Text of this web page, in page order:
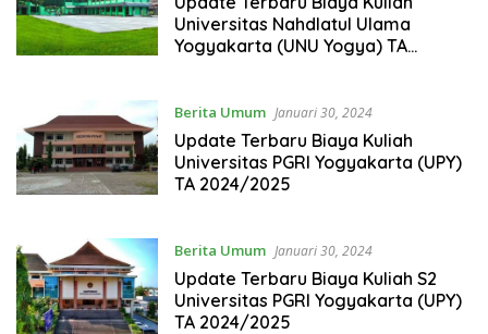
Universitas Nahdlatul Ulama
Yogyakarta (UNU Yogya) TA
Berita Umum Januari 30, 2024
Update Terbaru Biaya Kuliah
Universitas PGRI Yogyakarta (UPY)
TA 2024/2025
Berita Umum Januari 30, 2024
Update Terbaru Biaya Kuliah S2
Universitas PGRI Yogyakarta (UPY)
TA 2024/2025